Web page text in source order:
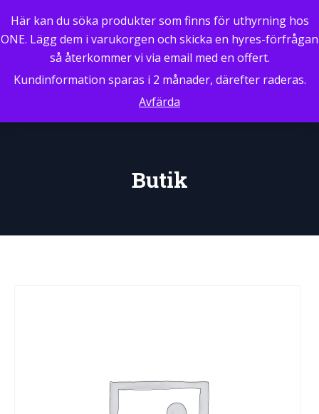
Här kan du söka produkter som finns för uthyrning hos
ONE. Lägg dem i varukorgen och skicka en hyres-förfrågan
så återkommer vi via email med en offert.
Kundinformation sparas i 2 månader, därefter raderas.
Avfärda
Butik